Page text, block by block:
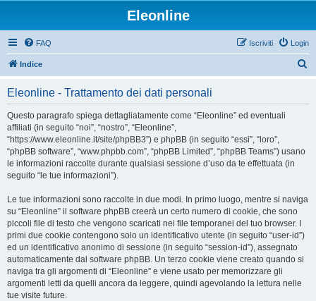
Eleonline
FAQ Login
Iscriviti
Indice
Eleonline - Trattamento dei dati personali
Questo paragrafo spiega dettagliatamente come “Eleonline” ed eventuali
affiliati (in seguito “noi”, “nostro”, “Eleonline”,
“https://www.eleonline.it/site/phpBB3”) e phpBB (in seguito “essi”, “loro”,
“phpBB software”, “www.phpbb.com”, “phpBB Limited”, “phpBB Teams”) usano
le informazioni raccolte durante qualsiasi sessione d’uso da te effettuata (in
seguito “le tue informazioni”).
Le tue informazioni sono raccolte in due modi. In primo luogo, mentre si naviga
su “Eleonline” il software phpBB creerà un certo numero di cookie, che sono
piccoli file di testo che vengono scaricati nei file temporanei del tuo browser. I
primi due cookie contengono solo un identificativo utente (in seguito “user-id”)
ed un identificativo anonimo di sessione (in seguito “session-id”), assegnato
automaticamente dal software phpBB. Un terzo cookie viene creato quando si
naviga tra gli argomenti di “Eleonline” e viene usato per memorizzare gli
argomenti letti da quelli ancora da leggere, quindi agevolando la lettura nelle
tue visite future.